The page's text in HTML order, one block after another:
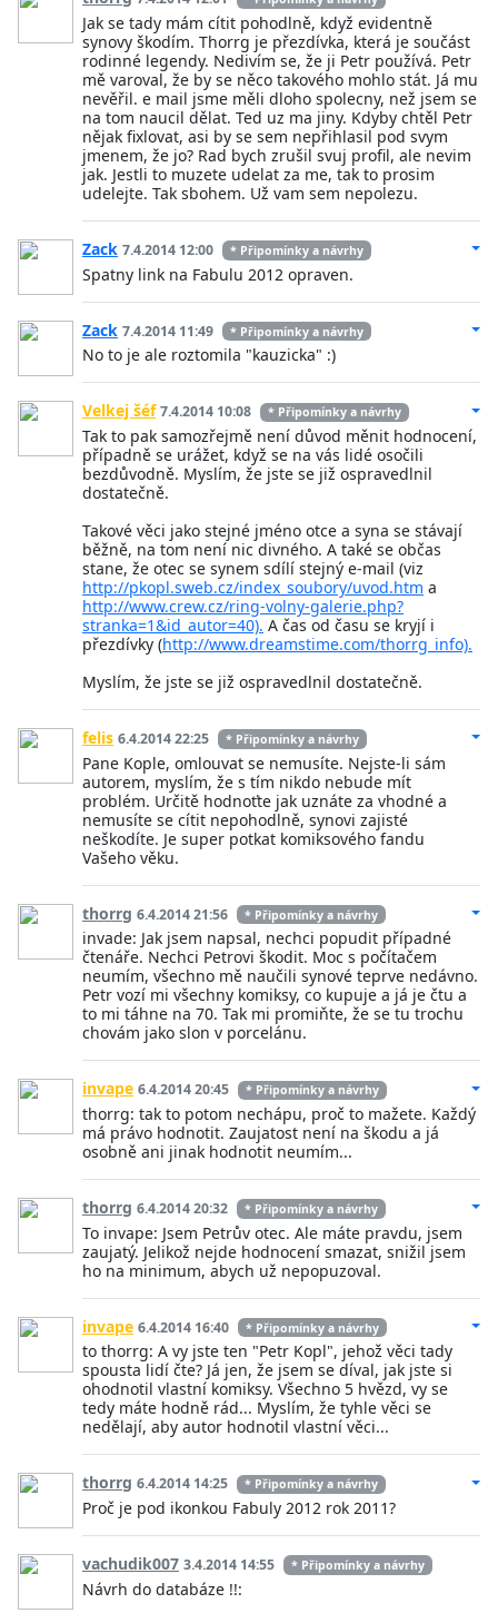
Jak se tady mám cítit pohodlně, když evidentně
synovy škodím. Thorrg je přezdívka, která je součást
rodinné legendy. Nedivím se, že ji Petr používá. Petr
mě varoval, že by se něco takového mohlo stát. Já mu
nevěřil. e mail jsme měli dloho spolecny, než jsem se
na tom naucil dělat. Ted uz ma jiny. Kdyby chtěl Petr
nějak fixlovat, asi by se sem nepřihlasil pod svym
jmenem, že jo? Rad bych zrušil svuj profil, ale nevim
jak. Jestli to muzete udelat za me, tak to prosim
udelejte. Tak sbohem. Už vam sem nepolezu.
Zack 7.4.2014 12:00 * Připomínky a návrhy
Spatny link na Fabulu 2012 opraven.
Zack 7.4.2014 11:49 * Připomínky a návrhy
No to je ale roztomila "kauzicka" :)
Velkej šéf 7.4.2014 10:08 * Připomínky a návrhy
Tak to pak samozřejmě není důvod měnit hodnocení,
případně se urážet, když se na vás lidé osočili
bezdůvodně. Myslím, že jste se již ospravedlnil
dostatečně.
Takové věci jako stejné jméno otce a syna se stávají
běžně, na tom není nic divného. A také se občas
stane, že otec se synem sdílí stejný e-mail (viz
http://pkopl.sweb.cz/index_soubory/uvod.htm a
http://www.crew.cz/ring-volny-galerie.php?
stranka=1&id_autor=40). A čas od času se kryjí i
přezdívky (http://www.dreamstime.com/thorrg_info).
Myslím, že jste se již ospravedlnil dostatečně.
felis 6.4.2014 22:25 * Připomínky a návrhy
Pane Kople, omlouvat se nemusíte. Nejste-li sám
autorem, myslím, že s tím nikdo nebude mít
problém. Určitě hodnoťte jak uznáte za vhodné a
nemusíte se cítit nepohodlně, synovi zajisté
neškodíte. Je super potkat komiksového fandu
Vašeho věku.
thorrg 6.4.2014 21:56 * Připomínky a návrhy
invade: Jak jsem napsal, nechci popudit případné
čtenáře. Nechci Petrovi škodit. Moc s počítačem
neumím, všechno mě naučili synové teprve nedávno.
Petr vozí mi všechny komiksy, co kupuje a já je čtu a
to mi táhne na 70. Tak mi promiňte, že se tu trochu
chovám jako slon v porcelánu.
invape 6.4.2014 20:45 * Připomínky a návrhy
thorrg: tak to potom nechápu, proč to mažete. Každý
má právo hodnotit. Zaujatost není na škodu a já
osobně ani jinak hodnotit neumím...
thorrg 6.4.2014 20:32 * Připomínky a návrhy
To invape: Jsem Petrův otec. Ale máte pravdu, jsem
zaujatý. Jelikož nejde hodnocení smazat, snižil jsem
ho na minimum, abych už nepopuzoval.
invape 6.4.2014 16:40 * Připomínky a návrhy
to thorrg: A vy jste ten "Petr Kopl", jehož věci tady
spousta lidí čte? Já jen, že jsem se díval, jak jste si
ohodnotil vlastní komiksy. Všechno 5 hvězd, vy se
tedy máte hodně rád... Myslím, že tyhle věci se
nedělají, aby autor hodnotil vlastní věci...
thorrg 6.4.2014 14:25 * Připomínky a návrhy
Proč je pod ikonkou Fabuly 2012 rok 2011?
vachudik007 3.4.2014 14:55 * Připomínky a návrhy
Návrh do databáze !!: